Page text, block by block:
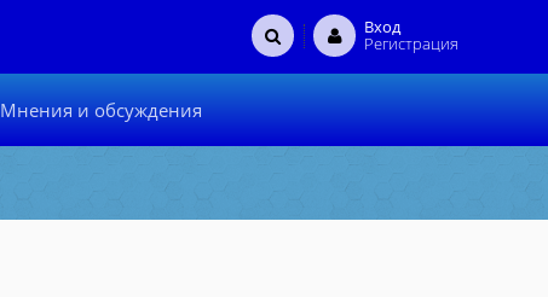
Вход
Регистрация
Мнения и обсуждения